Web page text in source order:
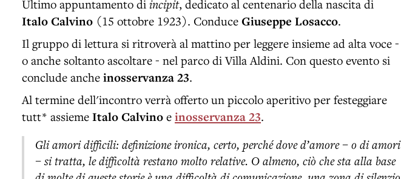
Ultimo appuntamento di incipit, dedicato al centenario della nascita di
Italo Calvino (15 ottobre 1923). Conduce Giuseppe Losacco.
Il gruppo di lettura si ritroverà al mattino per leggere insieme ad alta voce -
o anche soltanto ascoltare - nel parco di Villa Aldini. Con questo evento si
conclude anche inosservanza 23.
Al termine dell'incontro verrà offerto un piccolo aperitivo per festeggiare
tutt* assieme Italo Calvino e inosservanza 23.
Gli amori difficili: definizione ironica, certo, perché dove d’amore – o di amori
– si tratta, le difficoltà restano molto relative. O almeno, ciò che sta alla base